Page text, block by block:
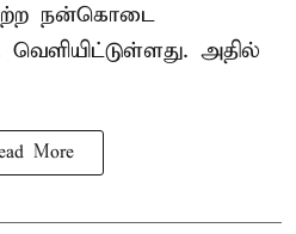
நன்கொடை
அதில்
More